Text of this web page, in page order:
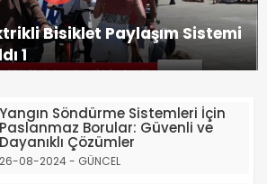
Bisiklet Paylaşım Sistemi
1
Yangın Söndürme Sistemleri İçin
Paslanmaz Borular: Güvenli ve
Dayanıklı Çözümler
26-08-2024 - GÜNCEL